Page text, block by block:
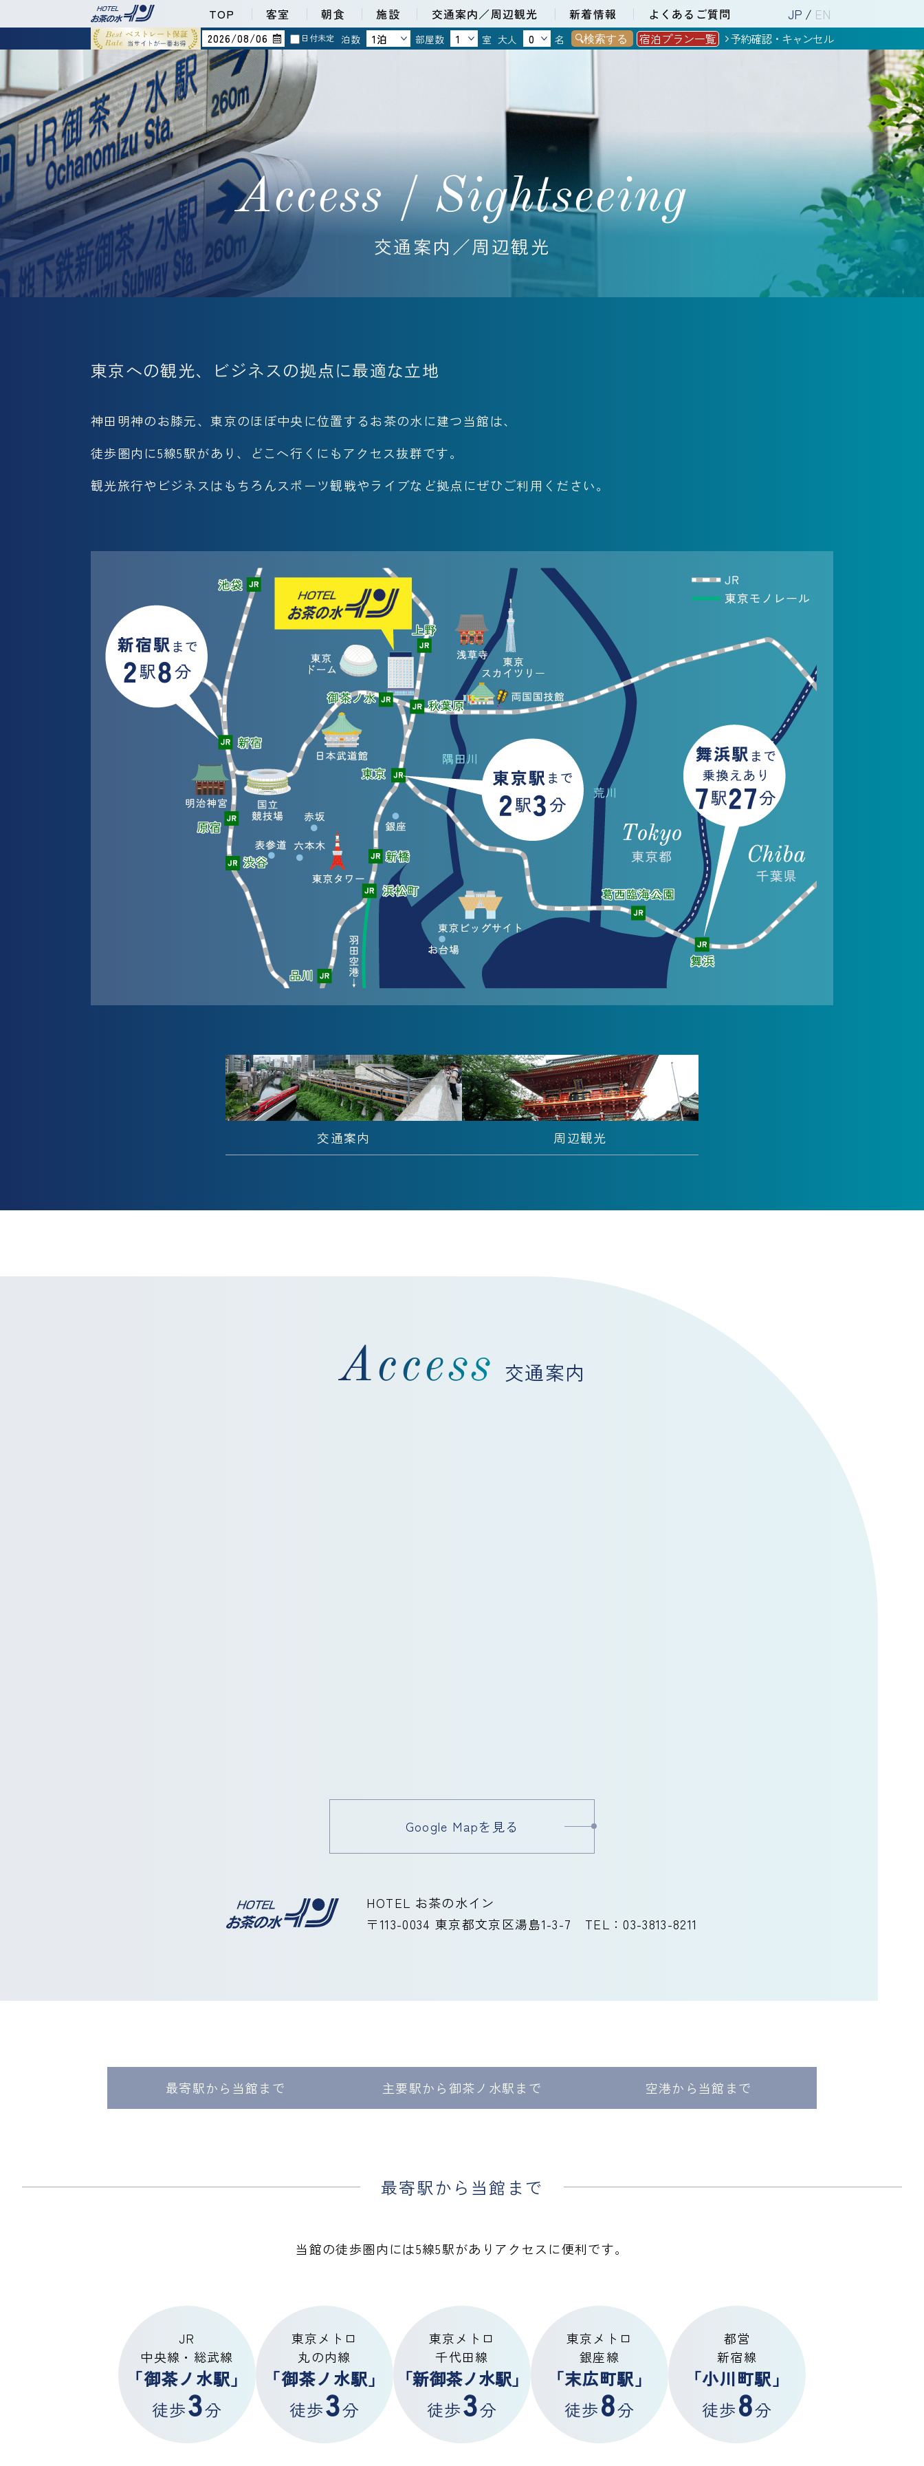
TOP 客室 朝食 施設 交通案内／周辺観光 新着情報 よくあるご質問 JP / EN
Access / Sightseeing
交通案内／周辺観光
日付未定 泊数 部屋数 室 大人 名 検索する 宿泊プラン一覧 予約確認・キャンセル
東京への観光、 ビジネスの拠点に最適な立地
神田明神のお膝元、東京のほぼ中央に位置するお茶の水に建つ当館は、
徒歩圏内に5線5駅があり、どこへ行くにもアクセス抜群です。
観光旅行やビジネスはもちろんスポーツ観戦やライブなど拠点にぜひご利用ください。
交通案内 周辺観光
Access 交通案内
Google Mapを見る
HOTEL お茶の水イン
〒113-0034 東京都文京区湯島1-3-7 TEL：03-3813-8211
最寄駅から当館まで 主要駅から御茶ノ水駅まで 空港から当館まで
最寄駅から当館まで
当館の徒歩圏内には5線5駅があり アクセスに便利です。
JR
中央線・総武線
「御茶ノ水駅」
徒歩3分
東京メトロ
丸の内線
「御茶ノ水駅」
徒歩3分
東京メトロ
千代田線
「新御茶ノ水駅」
徒歩3分
東京メトロ
銀座線
「末広町駅」
徒歩8分
都営
新宿線
「小川町駅」
徒歩8分